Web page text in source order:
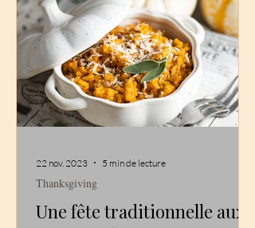
Une fête traditionnelle aux
Thanksgiving
22 nov. 2023 5 min de lecture